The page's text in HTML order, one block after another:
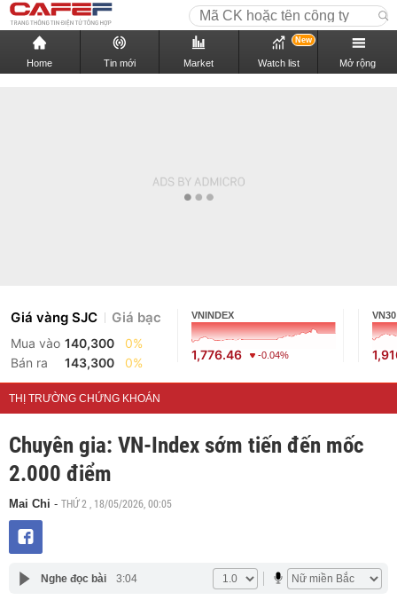
Home Tin mới Market Watch list
New
Mở rộng
Giá vàng SJC Giá bạc
Mua vào 140,300
0%
Bán ra
143,300 0%
VNINDEX
1,776.46 -0.04%
VN30
THỊ TRƯỜNG CHỨNG KHOÁN
Chuyên gia: VN-Index sớm tiến đến mốc
2.000 điểm
Mai Chi - THỨ 2 , 18/05/2026, 00:05
Nghe đọc bài 3:04